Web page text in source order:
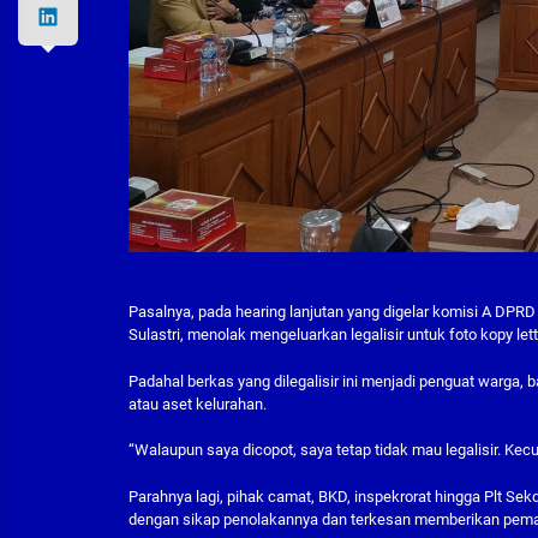
Pasalnya, pada hearing lanjutan yang digelar komisi A
Sulastri, menolak mengeluarkan legalisir untuk foto kopy
Padahal berkas yang dilegalisir ini menjadi penguat
atau aset kelurahan.
“Walaupun saya dicopot, saya tetap tidak mau legalisir.
Parahnya lagi, pihak camat, BKD, inspekrorat hingga Plt
dengan sikap penolakannya dan terkesan memberikan